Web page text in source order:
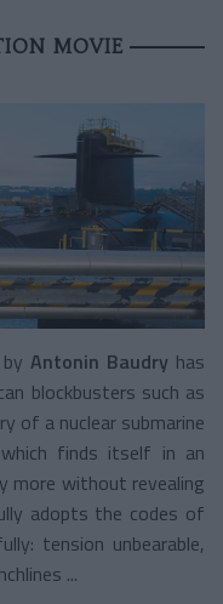
MOVIE
Antonin Baudry has
blockbusters such as
of a nuclear submarine
finds itself in an
more without revealing
adopts the codes of
tension unbearable,
...